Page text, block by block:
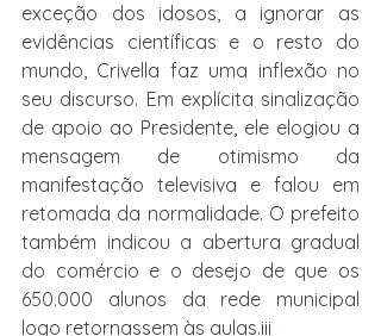
exceção dos idosos, a ignorar as
evidências científicas e o resto do
mundo, Crivella faz uma inflexão no
seu discurso. Em explícita sinalização
de apoio ao Presidente, ele elogiou a
mensagem de otimismo da
manifestação televisiva e falou em
retomada da normalidade. O prefeito
também indicou a abertura gradual
do comércio e o desejo de que os
650.000 alunos da rede municipal
logo retornassem às aulas.iii